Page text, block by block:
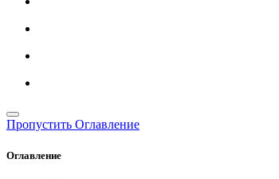
Пропустить Оглавление
Оглавление